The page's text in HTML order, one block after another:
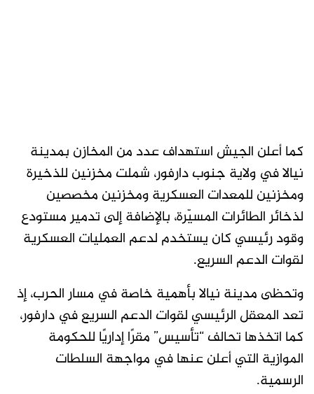
كما أعلن الجيش استهداف عدد من المخازن بمدينة
نيالا في ولاية جنوب دارفور، شملت مخزنين للذخيرة
ومخزنين للمعدات العسكرية ومخزنين مخصصين
لذخائر الطائرات المسيّرة، بالإضافة إلى تدمير مستودع
وقود رئيسي كان يستخدم لدعم العمليات العسكرية
لقوات الدعم السريع.
وتحظى مدينة نيالا بأهمية خاصة في مسار الحرب، إذ
تعد المعقل الرئيسي لقوات الدعم السريع في دارفور،
كما اتخذها تحالف “تأسيس” مقرًا إداريًا للحكومة
الموازية التي أعلن عنها في مواجهة السلطات
الرسمية.